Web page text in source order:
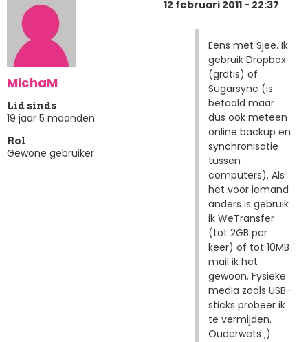
MichaM
Lid sinds
19 jaar 5 maanden
Rol
Gewone gebruiker
12 februari 2011 - 22:37
Eens met Sjee. Ik
gebruik Dropbox
(gratis) of
Sugarsync (is
betaald maar
dus ook meteen
online backup en
synchronisatie
tussen
computers). Als
het voor iemand
anders is gebruik
ik WeTransfer
(tot 2GB per
keer) of tot 10MB
mail ik het
gewoon. Fysieke
media zoals USB-
sticks probeer ik
te vermijden.
Ouderwets ;)